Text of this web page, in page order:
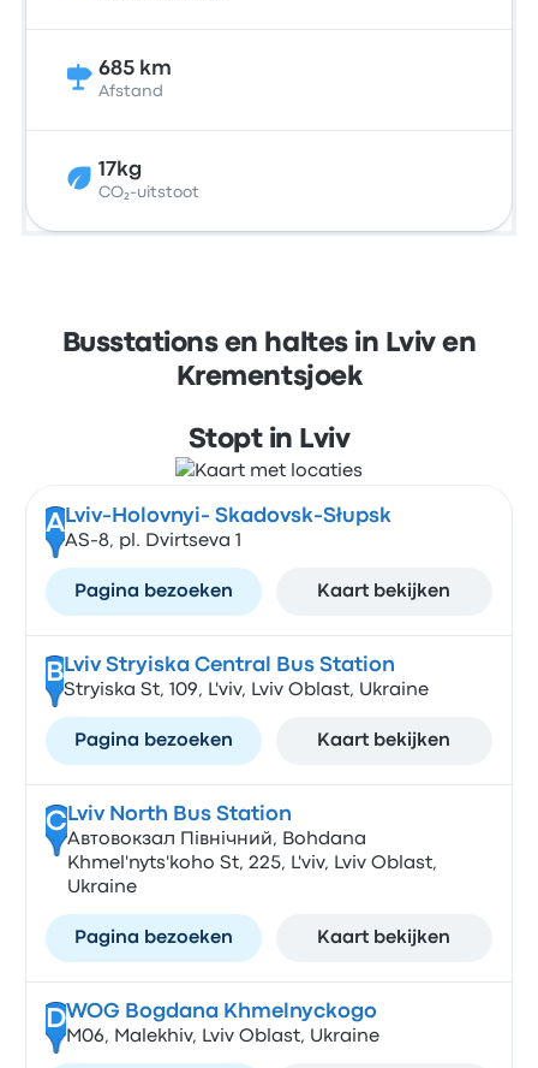
685 km
Afstand
17kg
CO₂-uitstoot
Busstations en haltes in Lviv en
Krementsjoek
Stopt in Lviv
A Lviv-Holovnyi- Skadovsk-Słupsk
AS-8, pl. Dvirtseva 1
Pagina bezoeken Kaart bekijken
B Lviv Stryiska Central Bus Station
Stryiska St, 109, L'viv, Lviv Oblast, Ukraine
Pagina bezoeken Kaart bekijken
CLviv North Bus Station
Автовокзал Північний, Bohdana
Khmel'nyts'koho St, 225, L'viv, Lviv Oblast,
Ukraine
Pagina bezoeken Kaart bekijken
DWOG Bogdana Khmelnyckogo
М06, Malekhiv, Lviv Oblast, Ukraine